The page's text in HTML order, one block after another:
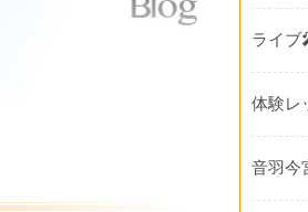
ライブ
体験レ
音羽